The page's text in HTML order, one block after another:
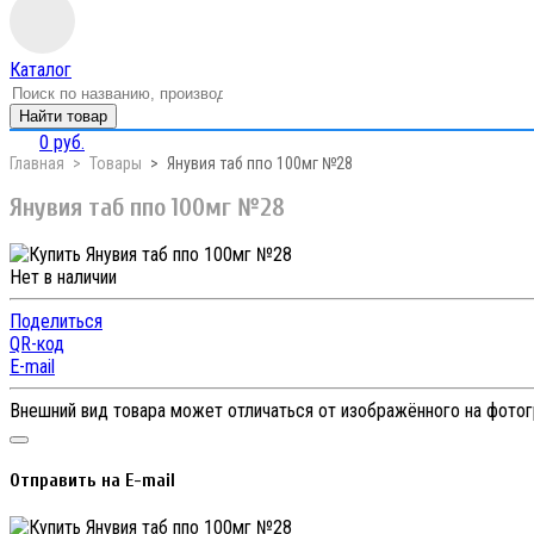
Каталог
Найти товар
0 руб.
Главная Товары Янувия таб ппо 100мг №28
Янувия таб ппо 100мг №28
Нет в наличии
Поделиться
QR-код
E-mail
Внешний вид товара может отличаться от изображённого на
Отправить на E-mail